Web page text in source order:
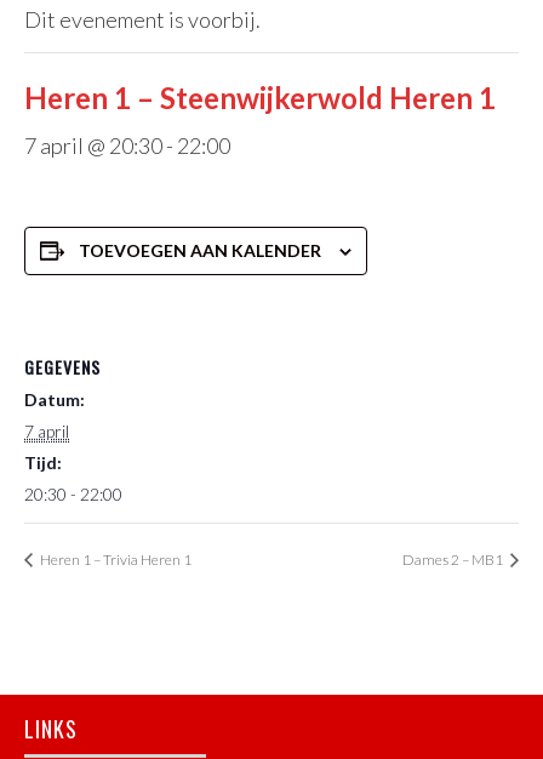
Dit evenement is voorbij.
Heren 1 – Steenwijkerwold Heren 1
7 april @ 20:30- 22:00
TOEVOEGEN AAN KALENDER
GEGEVENS
Datum:
7 april
Tijd:
20:30 - 22:00
Heren 1 – Trivia Heren 1 Dames 2 – MB1
Footer
LINKS